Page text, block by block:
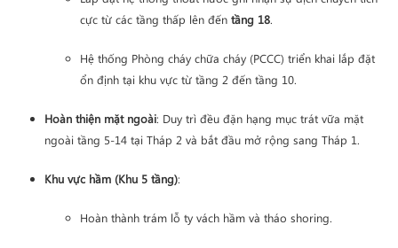
cực từ các tầng thấp lên đến tầng 18.
Hệ thống Phòng cháy chữa cháy (PCCC) triển khai lắp đặt
ổn định tại khu vực từ tầng 2 đến tầng 10.
Hoàn thiện mặt ngoài: Duy trì đều đặn hạng mục trát vữa mặt
ngoài tầng 5-14 tại Tháp 2 và bắt đầu mở rộng sang Tháp 1.
Khu vực hầm (Khu 5 tầng):
Hoàn thành trám lỗ ty vách hầm và tháo shoring.